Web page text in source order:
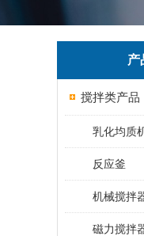
产
搅拌类产品
乳化均质
反应釜
机械搅拌
磁力搅拌